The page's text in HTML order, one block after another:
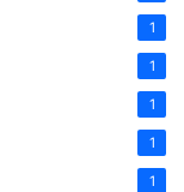
1
1
1
1
1